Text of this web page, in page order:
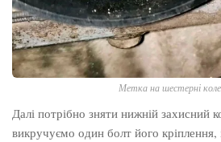
Метка на шестерні
Далі потрібно зняти нижній захисний
викручуємо один болт його